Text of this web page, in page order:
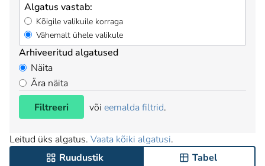
Algatus vastab:
Kõigile valikuile korraga
Vähemalt ühele valikule
Arhiveeritud algatused
Näita
Ära näita
Filtreeri
või eemalda filtrid.
Leitud üks algatus. Vaata kõiki algatusi.
Ruudustik
Tabel